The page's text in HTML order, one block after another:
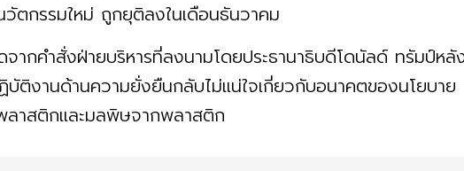
ตกรรมใหม่ ถูกยุติลงในเดือนธันวาคม
ากคำสั่งฝ่ายบริหารที่ลงนามโดยประธานาธิบดีโดนัลด์ ทรัมป์หลั
บัติงานด้านความยั่งยืนกลับไม่แน่ใจเกี่ยวกับอนาคตของนโยบาย
ลาสติกและมลพิษจากพลาสติก